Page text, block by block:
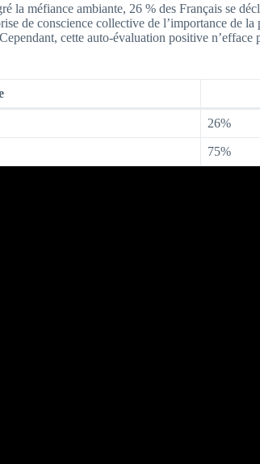
la méfiance ambiante, 26 % des Français se
de conscience collective de l’importance de la
cette auto-évaluation positive n’efface
26%
75%